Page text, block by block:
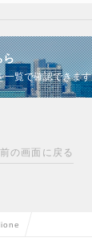
ら
一覧で確認できます
前の画面に戻る